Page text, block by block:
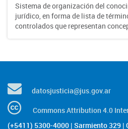
Sistema de organización del
jurídico, en forma de lista de
controlados que representan
datosjusticia@jus.gov.ar
Commons Attribution 4.0
(+5411) 5300-4000 | Sarmiento 329 |